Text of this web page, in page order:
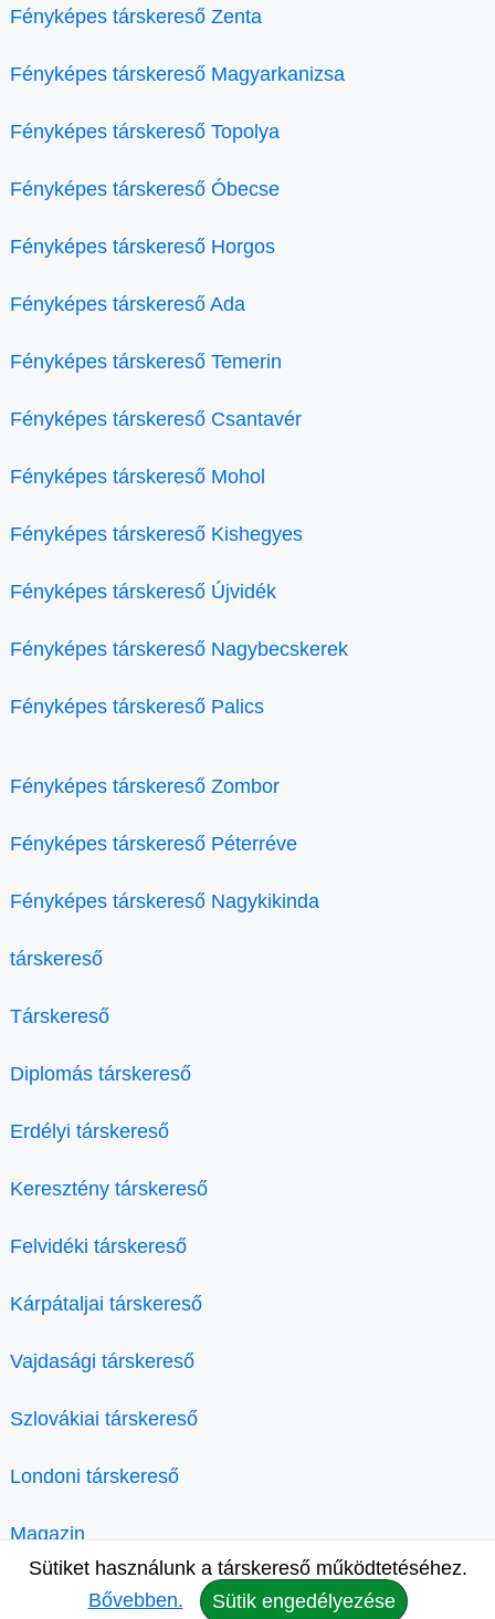
Fényképes társkereső Zenta
Fényképes társkereső Magyarkanizsa
Fényképes társkereső Topolya
Fényképes társkereső Óbecse
Fényképes társkereső Horgos
Fényképes társkereső Ada
Fényképes társkereső Temerin
Fényképes társkereső Csantavér
Fényképes társkereső Mohol
Fényképes társkereső Kishegyes
Fényképes társkereső Újvidék
Fényképes társkereső Nagybecskerek
Fényképes társkereső Palics
Fényképes társkereső Zombor
Fényképes társkereső Péterréve
Fényképes társkereső Nagykikinda
társkereső
Társkereső
Diplomás társkereső
Erdélyi társkereső
Keresztény társkereső
Felvidéki társkereső
Kárpátaljai társkereső
Vajdasági társkereső
Szlovákiai társkereső
Londoni társkereső
Magazin
Sütiket használunk a társkereső működtetéséhez.
Bővebben.
Sütik engedélyezése